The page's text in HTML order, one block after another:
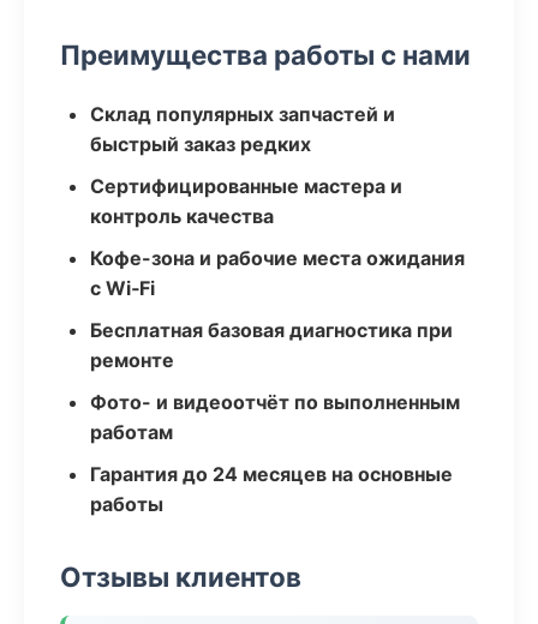
Преимущества работы с нами
Склад популярных запчастей и
быстрый заказ редких
Сертифицированные мастера и
контроль качества
Кофе-зона и рабочие места ожидания
с Wi‑Fi
Бесплатная базовая диагностика при
ремонте
Фото- и видеоотчёт по выполненным
работам
Гарантия до 24 месяцев на основные
работы
Отзывы клиентов